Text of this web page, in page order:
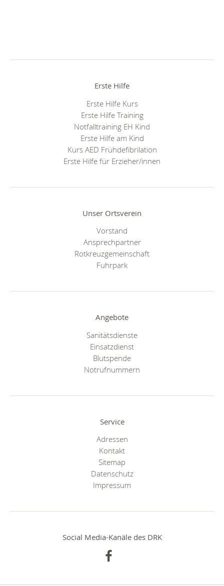
Erste Hilfe
Erste Hilfe Kurs
Erste Hilfe Training
Notfalltraining EH Kind
Erste Hilfe am Kind
Kurs AED Frühdefibrilation
Erste Hilfe für Erzieher/innen
Unser Ortsverein
Vorstand
Ansprechpartner
Rotkreuzgemeinschaft
Fuhrpark
Angebote
Sanitätsdienste
Einsatzdienst
Blutspende
Notrufnummern
Service
Adressen
Kontakt
Sitemap
Datenschutz
Impressum
Social Media-Kanäle des DRK